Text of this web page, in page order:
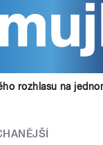
rozhlasu na